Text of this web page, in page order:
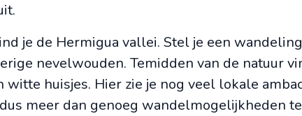
je de Hermigua vallei. Stel je een
nevelwouden. Temidden van de natuur
huisjes. Hier zie je nog veel lokale
meer dan genoeg wandelmogelijkheden